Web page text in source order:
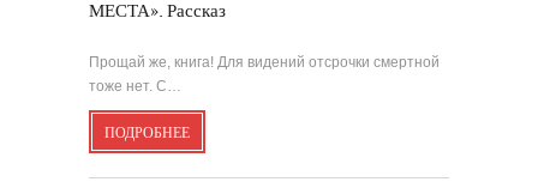
МЕСТА». Рассказ
Прощай же, книга! Для видений отсрочки смертной
тоже нет. С…
ПОДРОБНЕЕ